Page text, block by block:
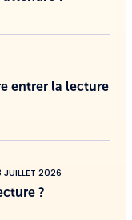
entrer la lecture
JUILLET 2026
?